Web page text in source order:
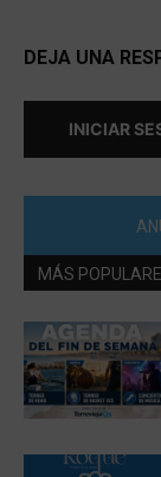
DEJA UNA
INICIAR
MÁS